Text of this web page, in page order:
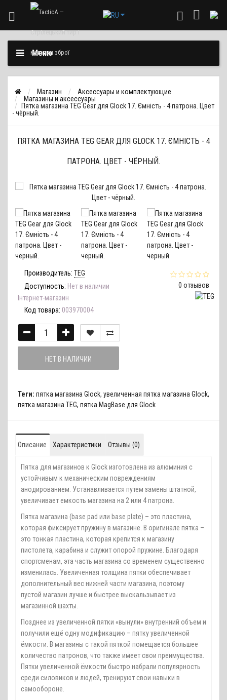
Меню
Магазин
Аксессуары и комплектующие
Магазины и аксессуары
Пятка магазина TEG Gear для Glock 17. Ємність - 4 патрона. Цвет
- чёрный.
ПЯТКА МАГАЗИНА TEG GEAR ДЛЯ GLOCK 17. ЄМНІСТЬ - 4
ПАТРОНА. ЦВЕТ - ЧЁРНЫЙ.
0 отзывов
Производитель: TEG
Доступность: Нет в наличии
Інтернет-магазин
Код товара: 003970004
НЕТ В НАЛИЧИИ
Теги: пятка магазина Glock, увеличенная пятка магазина Glock,
пятка магазина TEG, пятка MagBase для Glock
Описание Характеристики Отзывы (0)
Пятка для магазинов к Glock изготовлена из алюминия с
устойчивым к механическим повреждениям
анодированием. Устанавливается путем замены штатной,
увеличивает емкость магазина на 2 или 4 патрона.
Пятка магазина (base pad или base plate) – это пластина,
которая фиксирует пружину в магазине. В оригинале пятка –
это тонкая пластина, которая крепится к магазину
пистолета, карабина и служит опорой пружине. Благодаря
спортсменам, эта часть магазина со временем существенно
изменилась. Увеличенная толщина пятки обеспечивает
дополнительный вес нижней части магазина, поэтому
пустой магазин лучше и быстрее выскальзывает из
магазинной шахты.
Позднее из увеличенной пятки «вынули» внутренний объем и
получили ещё одну модификацию – пятку увеличенной
ёмкости. В магазины с такой пяткой помещается большее
количество патронов, что также имеет свои преимущества.
Пятки увеличенной ёмкости быстро набрали популярность
среди силовиков и людей, тренируют свои навыки в
самообороне.